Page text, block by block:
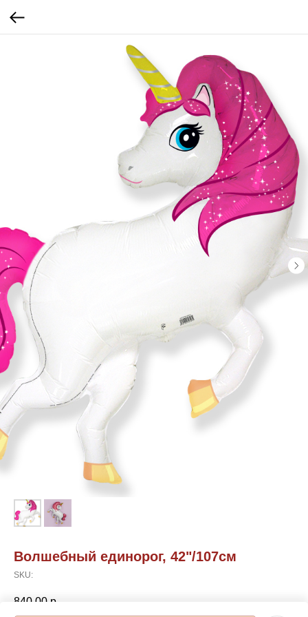
Волшебный единорог, 42"/107см
SKU:
840,00 р.